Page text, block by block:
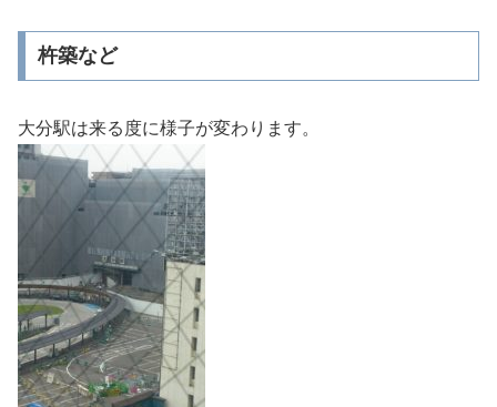
杵築など
大分駅は来る度に様子が変わります。